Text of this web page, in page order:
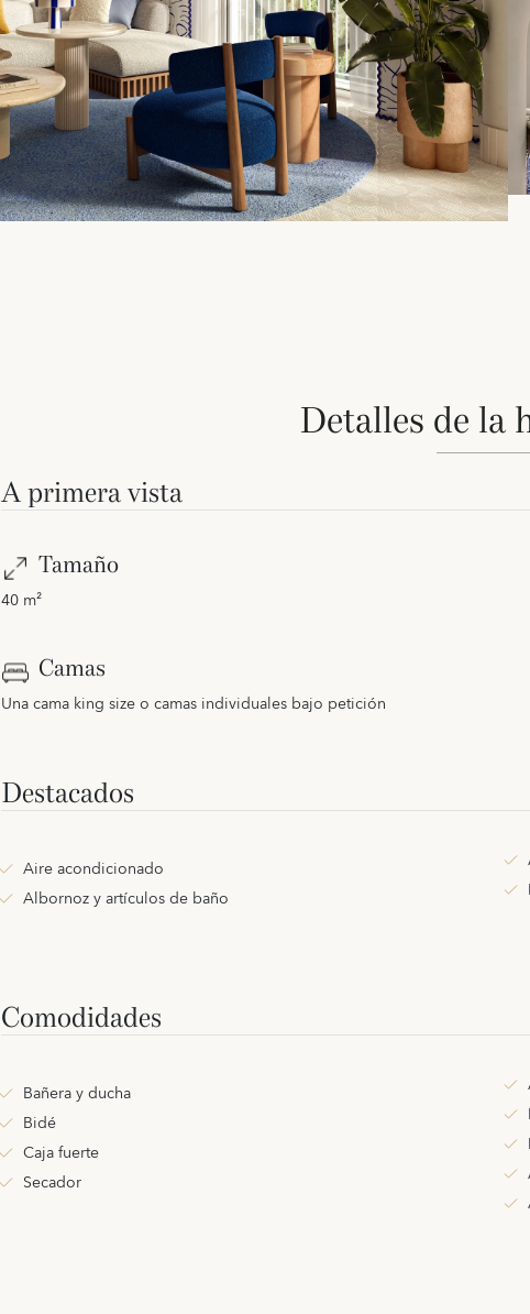
Detalles de la
A primera vista
Tamaño
40 m²
Camas
Una cama king size o camas individuales bajo petición
Destacados
Aire acondicionado
Albornoz y artículos de baño
Comodidades
Bañera y ducha
Bidé
Caja fuerte
Secador